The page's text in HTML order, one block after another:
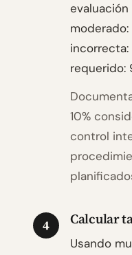
incorrecta:
requerido:
10%
control
4 Calcular
Usando